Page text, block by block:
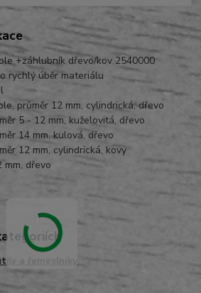
+záhlubník dřevo/kov 2540000
rychlý úběr materiálu
průměr 12 mm, cylindrická, dřevo
5 - 12 mm, kuželovitá, dřevo
14 mm, kulová, dřevo
12 mm, cylindrická, kovy
mm, dřevo
a řemeslníky